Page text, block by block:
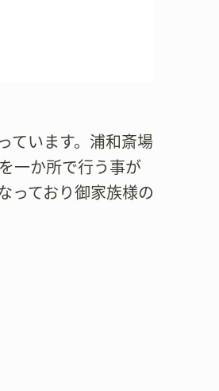
ています。浦和斎場
一か所で行う事が
っており御家族様の